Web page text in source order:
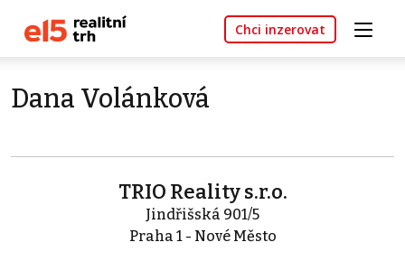
Chci inzerovat
Dana Volánková
TRIO Reality s.r.o.
Jindřišská 901/5
Praha 1 - Nové Město